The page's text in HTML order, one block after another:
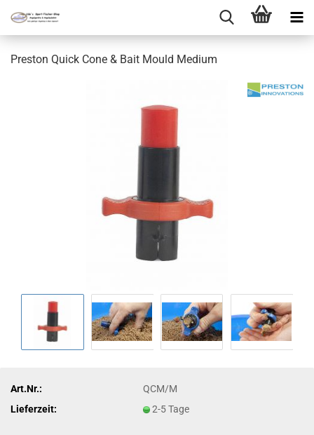
Preston Quick Cone & Bait Mould Medium
Art.Nr.:
QCM/M
Lieferzeit:
2-5 Tage